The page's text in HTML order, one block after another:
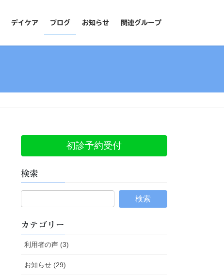
デイケア ブログ お知らせ 関連グループ
初診予約受付
検索
カテゴリー
利用者の声 (3)
お知らせ (29)